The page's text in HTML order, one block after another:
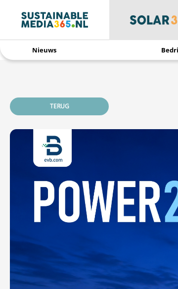
Nieuws
TERUG